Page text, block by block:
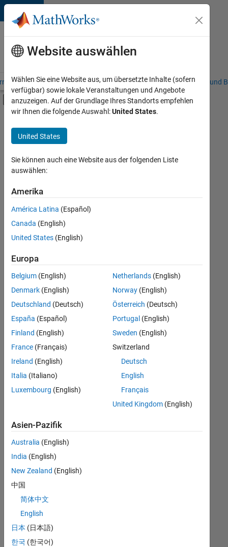
Weiter zum Inhalt
Karriere
bei
MathWorks
– Übersicht Stellensuche Niederlassungen Studierende und
Umschaltung für Off-Canvas-
Hauptinhalt
Information Technology
Commercial Sales
Education Sales
Inside Sales
Marketing Communications
Marketing Services
Business Model Team
Finance and Operations
+7
Derzeit
es
keine
offenen
Stellen,
Ihren
Suchkriterien
entsprechen.
können
die
Suchkriterien
weiter
fassen
oder
alle
Stellenangebote
anzeigen .
noch
keine
offenen
Stellen
können,
die
Ihren
entsprechen,
werden
Website auswählen
Wählen Sie eine Website aus, um übersetzte Inhalte (sofern
verfügbar) sowie lokale Veranstaltungen und Angebote
anzuzeigen. Auf der Grundlage Ihres Standorts empfehlen
wir Ihnen die folgende Auswahl:United States.
United States
Sie können auch eine Website aus der folgenden Liste
auswählen:
Amerika
América Latina (Español)
Canada (English)
United States (English)
Europa
Belgium (English)
Denmark (English)
Deutschland (Deutsch)
España (Español)
Finland (English)
France (Français)
Ireland (English)
Italia (Italiano)
Luxembourg (English)
Netherlands(English)
Norway(English)
Österreich (Deutsch)
Portugal (English)
Sweden (English)
Switzerland
Deutsch
English
Français
United Kingdom(English)
Asien-Pazifik
Australia (English)
India (English)
New Zealand (English)
中国
简体中文
English
日本 (日本語)
한국 (한국어)